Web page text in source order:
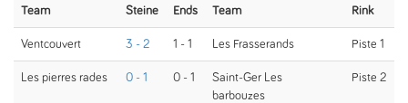
Team Steine Ends Team Rink
Ventcouvert 3 - 2 1 - 1 Les Frasserands Piste 1
Les pierres rades 0 - 1 0 - 1
Saint-Ger Les
barbouzes
Piste 2